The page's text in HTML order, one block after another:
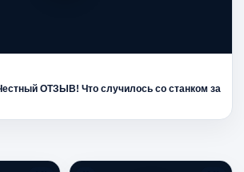
ОТЗЫВ! Что случилось со станком за